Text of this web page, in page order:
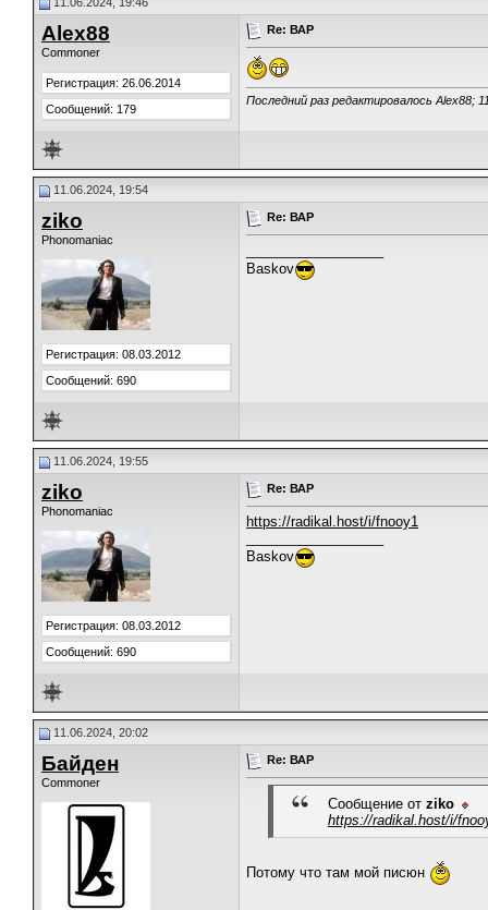
Alex88
Commoner
Регистрация: 26.06.2014
Сообщений: 179
Re: ВАР
Последний раз редактировалось Alex88;
11.06.2024, 19:54
ziko
Phonomaniac
Регистрация: 08.03.2012
Сообщений: 690
Re: ВАР
Baskov
11.06.2024, 19:55
ziko
Phonomaniac
Регистрация: 08.03.2012
Сообщений: 690
Re: ВАР
https://radikal.host/i/fnooy1
Baskov
11.06.2024, 20:02
Байден
Commoner
Re: ВАР
Сообщение от ziko
https://radikal.host/i/
Потому что там мой писюн